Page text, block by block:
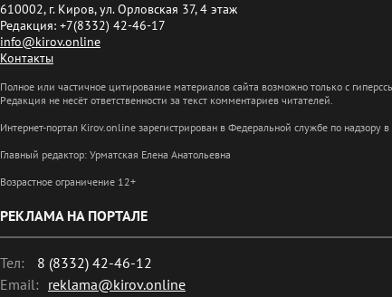
610002, г. Киров, ул. Орловская 37, 4 этаж
Редакция: +7(8332) 42-46-17
info@kirov.online
Контакты
Полное или частичное цитирование материалов сайта возможно только с
Редакция не несёт ответственности за текст комментариев читателей.
Интернет-портал Kirov.online зарегистрирован в Федеральной службе по
Главный редактор: Урматская Елена Анатольевна
Возрастное ограничение 12+
РЕКЛАМА НА ПОРТАЛЕ
Тел:
8 (8332) 42-46-12
Email: reklama@kirov.online